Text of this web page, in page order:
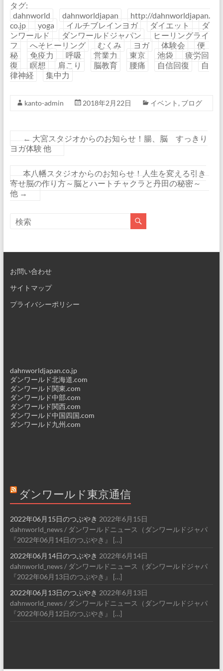
タグ:
dahnworld
dahnworldjapan
http://dahnworldjapan.
co.jp
yoga イルチブレインヨガ ダイエット
ダ
ンワールド
ダンワールドジャパン
ヒーリングライ
フ
へそヒーリング むくみ ヨガ 体験会
便
秘
免疫力 呼吸 営業力 東京 池袋
疲労回
復
瞑想 肩こり 脳教育 腰痛 自信回復
自
律神経
集中力
kanto-admin 2018年2月22日 イベント , ブログ
← 大宮スタジオからのお知らせ！腸、脳 すっきり
ヨガ体験 他
本八幡スタジオからのお知らせ！人生を変える引き
寄せ脳の作り方～脳とハートチャクラと丹田の秘密～
他 →
お問い合わせ
サイトマップ
プライバシーポリシー
dahnworldjapan.co.jp
ダンワールド北海道.com
ダンワールド関東.com
ダンワールド中部.com
ダンワールド関西.com
ダンワールド中国四国.com
ダンワールド九州.com
ダンワールド東京通信
2022年06月15日のつぶやき 2022年6月15日
dahnworld_news / ダンワールドニュース（ダンワールドジャパ
『2022年06月14日のつぶやき』 […]
2022年06月14日のつぶやき 2022年6月14日
dahnworld_news / ダンワールドニュース（ダンワールドジャパ
『2022年06月13日のつぶやき』 […]
2022年06月13日のつぶやき 2022年6月13日
dahnworld_news / ダンワールドニュース（ダンワールドジャパ
『2022年06月12日のつぶやき』 […]